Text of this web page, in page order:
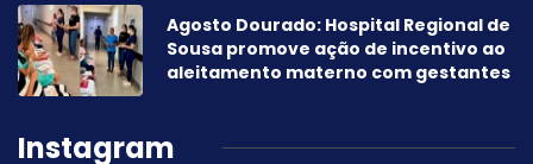
Agosto Dourado: Hospital Regional de
Sousa promove ação de incentivo ao
aleitamento materno com gestantes
Instagram